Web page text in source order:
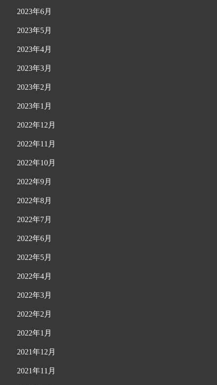
2023年6月
2023年5月
2023年4月
2023年3月
2023年2月
2023年1月
2022年12月
2022年11月
2022年10月
2022年9月
2022年8月
2022年7月
2022年6月
2022年5月
2022年4月
2022年3月
2022年2月
2022年1月
2021年12月
2021年11月